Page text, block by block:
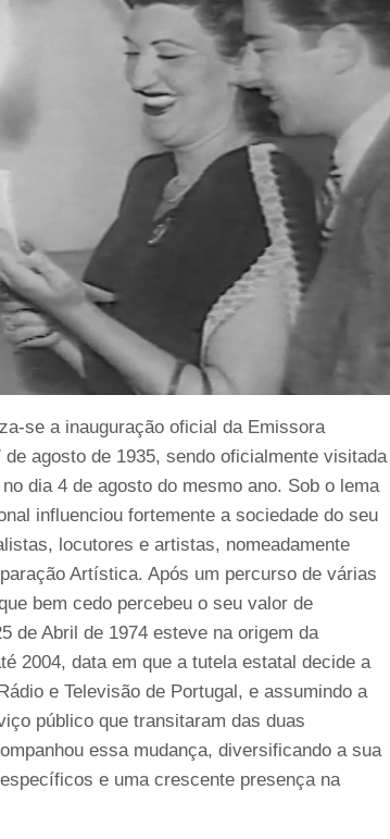
se a inauguração oficial da Emissora
agosto de 1935, sendo oficialmente visitada
dia 4 de agosto do mesmo ano. Sob o lema
influenciou fortemente a sociedade do seu
locutores e artistas, nomeadamente
Artística. Após um percurso de várias
bem cedo percebeu o seu valor de
de Abril de 1974 esteve na origem da
2004, data em que a tutela estatal decide a
e Televisão de Portugal, e assumindo a
público que transitaram das duas
essa mudança, diversificando a sua
e uma crescente presença na